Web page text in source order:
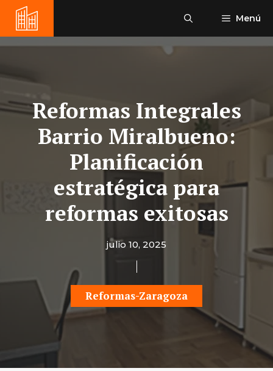
Saltar
contenido
Menú
Reformas Integrales
Barrio Miralbueno:
Planificación
estratégica para
reformas exitosas
julio 10, 2025
Reformas-Zaragoza